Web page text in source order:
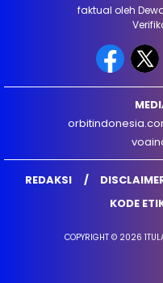
faktual oleh
REDAKSI
KODE
COPYRIGHT © 2026